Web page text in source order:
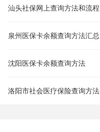
汕头社保网上查询方法和流程
泉州医保卡余额查询方法汇总
沈阳医保卡余额查询方法
洛阳市社会医疗保险查询方法